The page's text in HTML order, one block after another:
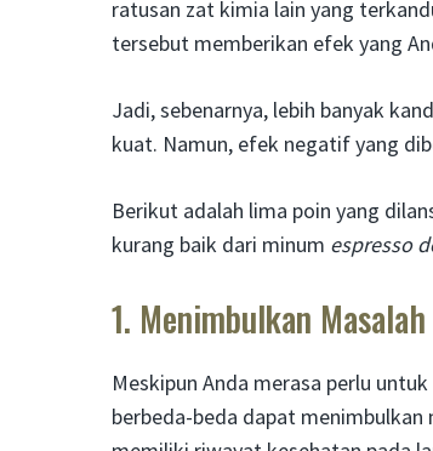
ratusan zat kimia lain yang
tersebut memberikan efek yang
Jadi, sebenarnya, lebih banyak
kuat. Namun, efek negatif yang
Berikut adalah lima poin yang
kurang baik dari minum espresso
1. Menimbulkan
Meskipun Anda merasa perlu
berbeda-beda dapat menimbulkan